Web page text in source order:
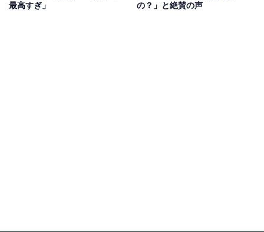
最高すぎ」
の？」と絶賛の声